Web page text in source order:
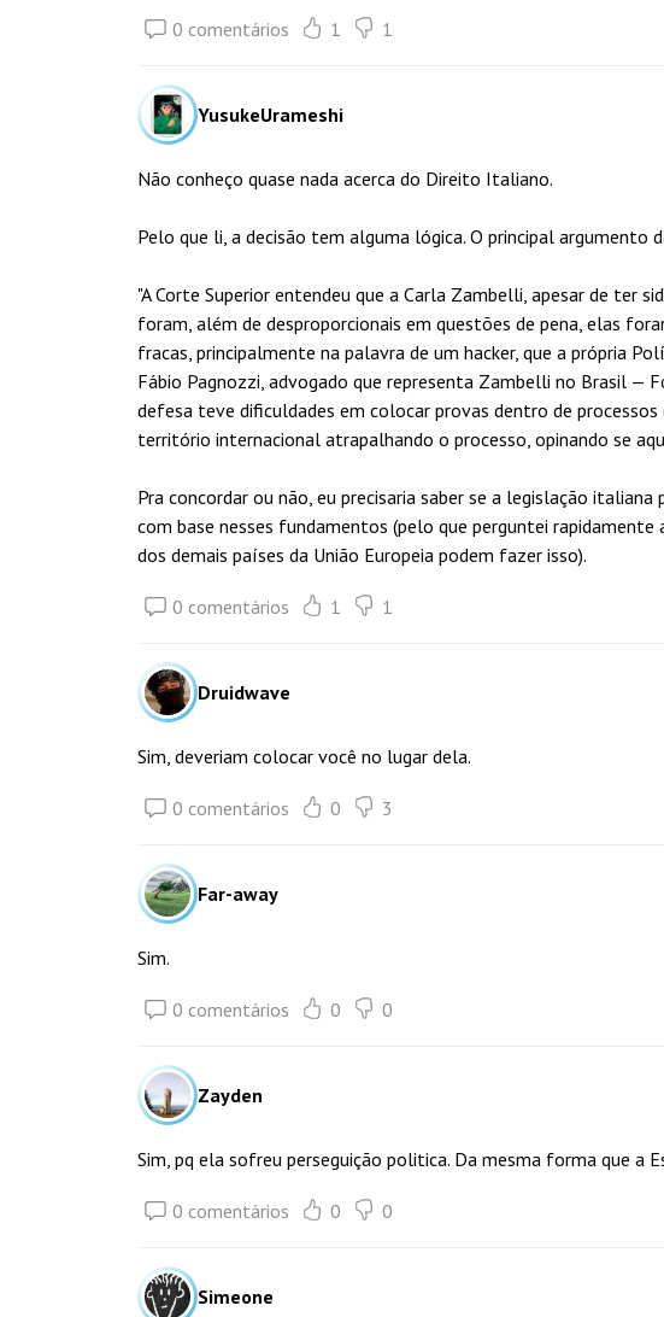
0 comentários 1 1
YusukeUrameshi
Não conheço quase nada acerca do Direito Italiano.
Pelo que li, a decisão tem alguma lógica. O principal argumento
"A Corte Superior entendeu que a Carla Zambelli, apesar de ter
foram, além de desproporcionais em questões de pena, elas
fracas, principalmente na palavra de um hacker, que a própria
Fábio Pagnozzi, advogado que representa Zambelli no Brasil —
defesa teve dificuldades em colocar provas dentro de processos
território internacional atrapalhando o processo, opinando se
Pra concordar ou não, eu precisaria saber se a legislação
com base nesses fundamentos (pelo que perguntei
dos demais países da União Europeia podem fazer isso).
0 comentários 1 1
Druidwave
Sim, deveriam colocar você no lugar dela.
0 comentários 0 3
Far-away
Sim.
0 comentários 0 0
Zayden
Sim, pq ela sofreu perseguição politica. Da mesma forma que a
0 comentários 0 0
Simeone